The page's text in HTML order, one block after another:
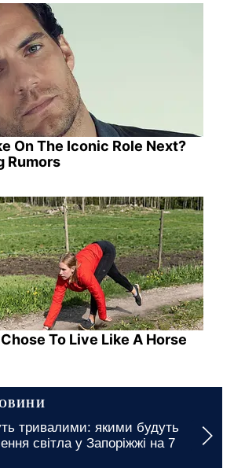
On The Iconic Role Next?
Rumors
To Live Like A Horse
тривалими: якими будуть
світла у Запоріжжі на 7